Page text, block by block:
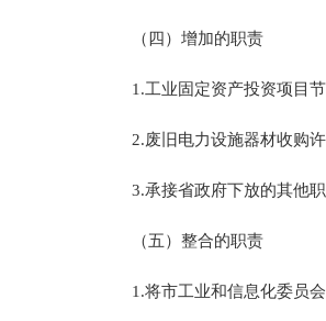
（四）增加的职责
1.工业固定资产投资项目节
2.废旧电力设施器材收购许
3.承接省政府下放的其他职
（五）整合的职责
1.将市工业和信息化委员会